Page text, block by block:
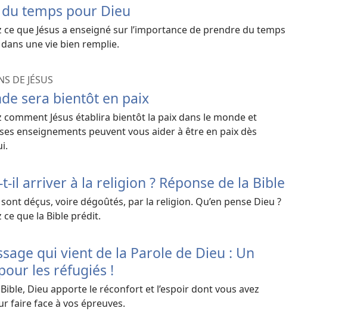
temps pour Dieu
ce que Jésus a enseigné sur l’importance de prendre du temps
une vie bien remplie.
DE JÉSUS
sera bientôt en paix
comment Jésus établira bientôt la paix dans le monde et
enseignements peuvent vous aider à être en paix dès
t-il arriver à la religion ? Réponse de la Bible
déçus, voire dégoûtés, par la religion. Qu’en pense Dieu ?
ce que la Bible prédit.
qui vient de la Parole de Dieu : Un
les réfugiés !
Dieu apporte le réconfort et l’espoir dont vous avez
faire face à vos épreuves.